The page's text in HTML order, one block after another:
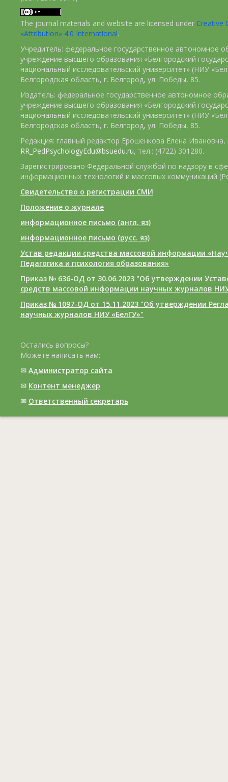
The journal materials and website are licensed under Creative
«Attribution» 4.0 International.
Учредитель: федеральное государственное автономное
учреждение высшего образования «Белгородский
национальный исследовательский университет» (НИУ
Белгородская область, г. Белгород, ул. Победы, 85.
Издатель: федеральное государственное автономное
учреждение высшего образования «Белгородский
национальный исследовательский университет» (НИУ
Белгородская область, г. Белгород, ул. Победы, 85.
Редакция: главный редактор Ерошенкова Елена Ивановна,
RR_PedPsychologyEdu@bsuedu.ru, тел.: (4722) 301280.
Зарегистрировано Федеральной службой по надзору в
информационных технологий и массовых коммуникаций
Свидетельство о регистрации СМИ
Положение о журнале
информационное письмо (англ. яз)
информационное письмо (русс. яз)
Устав редакции средства массовой информации
Педагогика и психология образования»
Приказ № 636-ОД от 30.06.2023 "Об утверждении
средств массовой информации научных журналов
Приказ № 1097-ОД от 15.11.2023 "Об утверждении
научных журналов НИУ «БелГУ»"
Остались вопросы?
Можете написать нам:
✉ Администратор сайта
✉ Контент менеджер
✉ Ответственный cекретарь